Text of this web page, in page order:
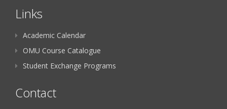
Links
Academic Calendar
OMU Course Catalogue
Student Exchange Programs
Contact